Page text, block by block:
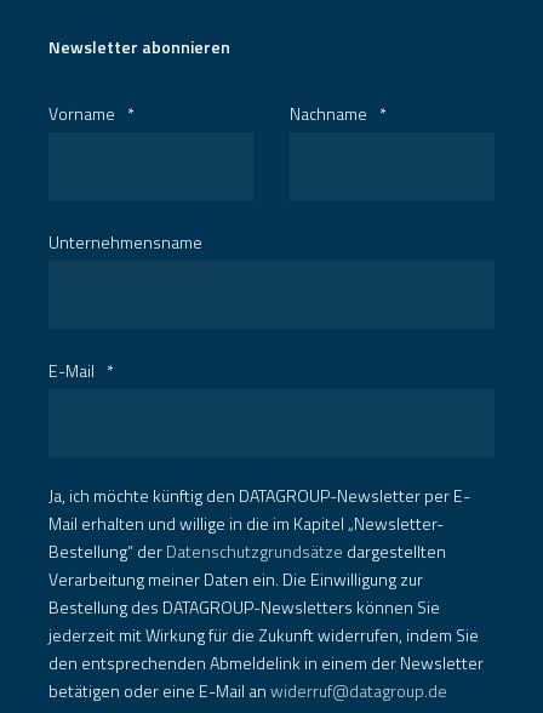
Newsletter abonnieren
Vorname * Nachname *
Unternehmensname
E-Mail *
Ja, ich möchte künftig den DATAGROUP-Newsletter per E-
Mail erhalten und willige in die im Kapitel „Newsletter-
Bestellung“ derDatenschutzgrundsätze dargestellten
Verarbeitung meiner Daten ein. Die Einwilligung zur
Bestellung des DATAGROUP-Newsletters können Sie
jederzeit mit Wirkung für die Zukunft widerrufen, indem Sie
den entsprechenden Abmeldelink in einem der Newsletter
betätigen oder eine E-Mail anwiderruf@datagroup.de